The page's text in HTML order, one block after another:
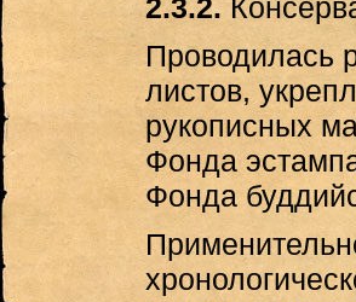
2.3.2.
Проводилась
листов,
рукописных
Фонда
Фонда